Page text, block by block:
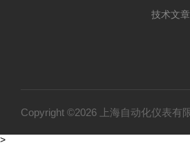
技术文章
Copyright ©2026 上海自动化仪表
>